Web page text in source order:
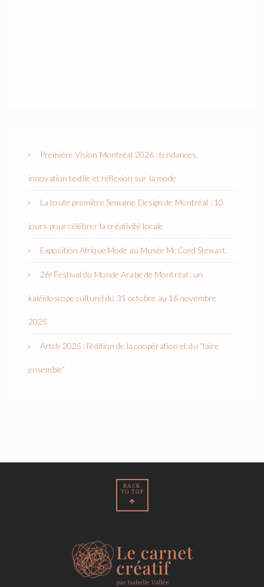
Première Vision Montréal 2026 : tendances,
innovation textile et réflexion sur la mode
La toute première Semaine Design de Montréal : 10
jours pour célébrer la créativité locale
Exposition Afrique Mode au Musée McCord Stewart
26ᵉ Festival du Monde Arabe de Montréal : un
kaléidoscope culturel du 31 octobre au 16 novembre
2025
Artch 2025 : l’édition de la coopération et du “faire
ensemble”
BACK
TO TOP